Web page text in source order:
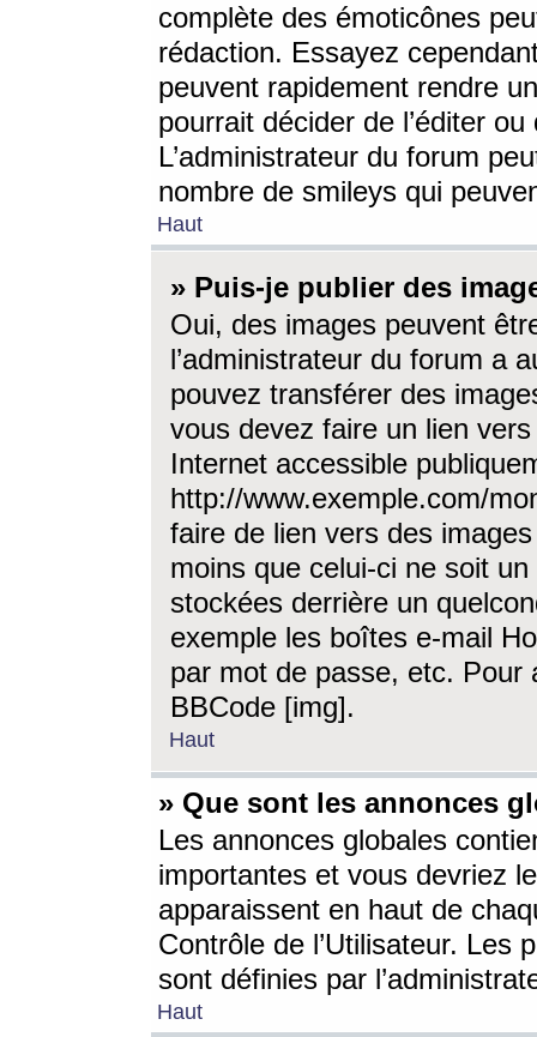
complète des émoticônes
rédaction. Essayez
peuvent rapidement rendre
pourrait décider de l’éditer
L’administrateur du forum
nombre de smileys qui
Haut
» Puis-je publier des
Oui, des images peuvent
l’administrateur du forum a
pouvez transférer des
vous devez faire un lien
Internet accessible
http://www.exemple.com/
faire de lien vers des
moins que celui-ci ne soit
stockées derrière un
exemple les boîtes e-mail
par mot de passe, etc. Pour
BBCode [img].
Haut
» Que sont les annonces
Les annonces globales
importantes et vous devriez
apparaissent en haut de
Contrôle de l’Utilisateur. Les
sont définies par
Haut